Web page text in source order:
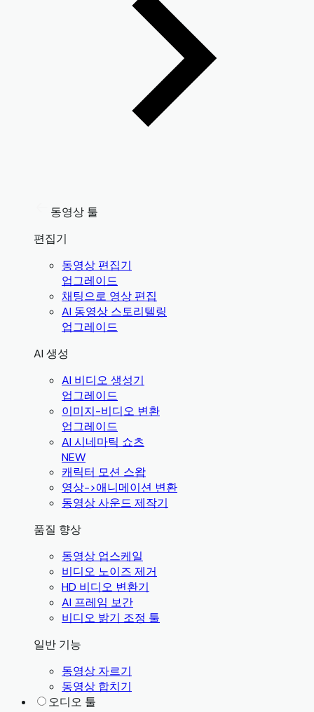
동영상 툴
편집기
동영상 편집기
업그레이드
채팅으로 영상 편집
AI 동영상 스토리텔링
업그레이드
AI 생성
AI 비디오 생성기
업그레이드
이미지-비디오 변환
업그레이드
AI 시네마틱 쇼츠
NEW
캐릭터 모션 스왑
영상->애니메이션 변환
동영상 사운드 제작기
품질 향상
동영상 업스케일
비디오 노이즈 제거
HD 비디오 변환기
AI 프레임 보간
비디오 밝기 조정 툴
일반 기능
동영상 자르기
동영상 합치기
오디오 툴